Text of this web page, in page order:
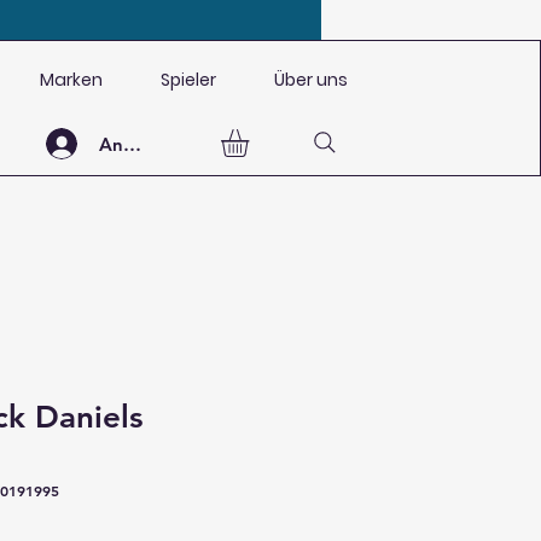
Marken Spieler Über uns
Anmelden
Daniels